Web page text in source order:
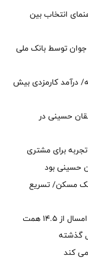
انتخاب بین
جوان توسط بانک ملی
درآمد کارمزدی بیش
حسینی در
تجربه برای مشتری
حسینی بود
بانک مسکن/ تسریع
حق بیمه تولیدی بیمه ملت در چهار ماه نخست امسال از 14.5 همت
می کند